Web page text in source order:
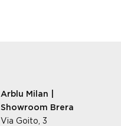
Arblu Milan |
Showroom Brera
Via Goito, 3